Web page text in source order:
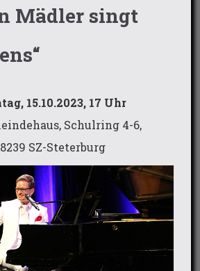
Mädler singt
15.10.2023, 17 Uhr
Schulring 4-6,
SZ-Steterburg